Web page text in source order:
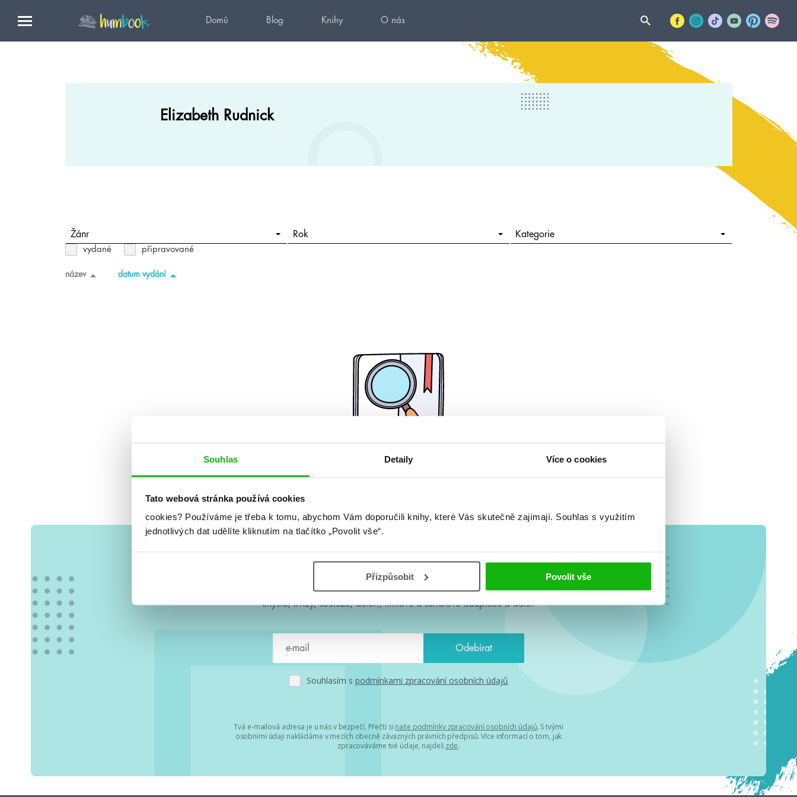
Souhlas Detaily Více o cookies
Tato webová stránka používá cookies
cookies? Používáme je třeba k tomu, abychom Vám doporučili knihy, které Vás skutečně zajímají. Souhlas s využitím
jednotlivých dat udělíte kliknutím na tlačítko „Povolit vše“.
Přizpůsobit Povolit vše
Domů Blog Knihy O nás
Elizabeth Rudnick
Žánr Rok Kategorie
vydané připravované
název datum vydání
#HumbookNews
Vše kolem #youngadult každý měsíc rovnou do mailu! Nové knihy, co se
chystá, kvízy, soutěže, autoři, filmové a seriálové adaptace a další.
Souhlasím s podmínkami zpracování osobních údajů
Tvá e-mailová adresa je u nás v bezpečí. Přečti si naše podmínky zpracování osobních údajů. S tvými
osobními údaji nakládáme v mezích obecně závazných právních předpisů. Více informací o tom, jak
zpracováváme tvé údaje, najdeš zde.